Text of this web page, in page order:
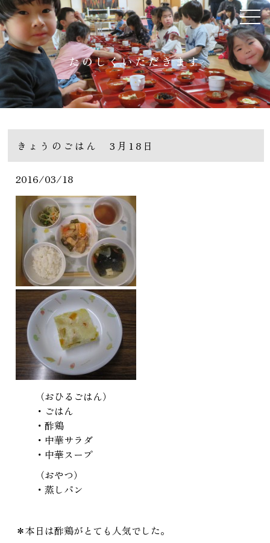
たのしくいただきます
きょうのごはん 3月18日
2016/03/18
（おひるごはん）
・ごはん
・酢鶏
・中華サラダ
・中華スープ
（おやつ）
・蒸しパン
＊本日は酢鶏がとても人気でした。